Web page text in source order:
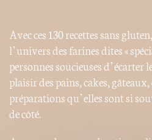
Avec ces 130 recettes sans
l’univers des farines dites «
personnes soucieuses
plaisir des pains, cakes,
préparations qu’elles sont si
de côté.